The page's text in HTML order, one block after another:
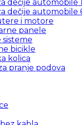
dečije automobile
dečije automobile
i motore
panele
sisteme
bicikle
kolica
pranje podova